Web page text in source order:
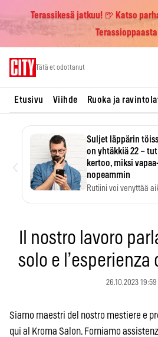
Terassikesä jatkuu! 🍺 Katso
Tätä et odottanut
Etusivu Viihde Ruoka ja
Suljet läppärin
on yhtäkkiä 22 –
kertoo, miksi
nopeammin
Rutiini voi venyttää
Il nostro lavoro
solo e l’esperienza
26.10.2023 19:59
Siamo maestri del nostro mestiere e
qui al Kroma Salon. Forniamo